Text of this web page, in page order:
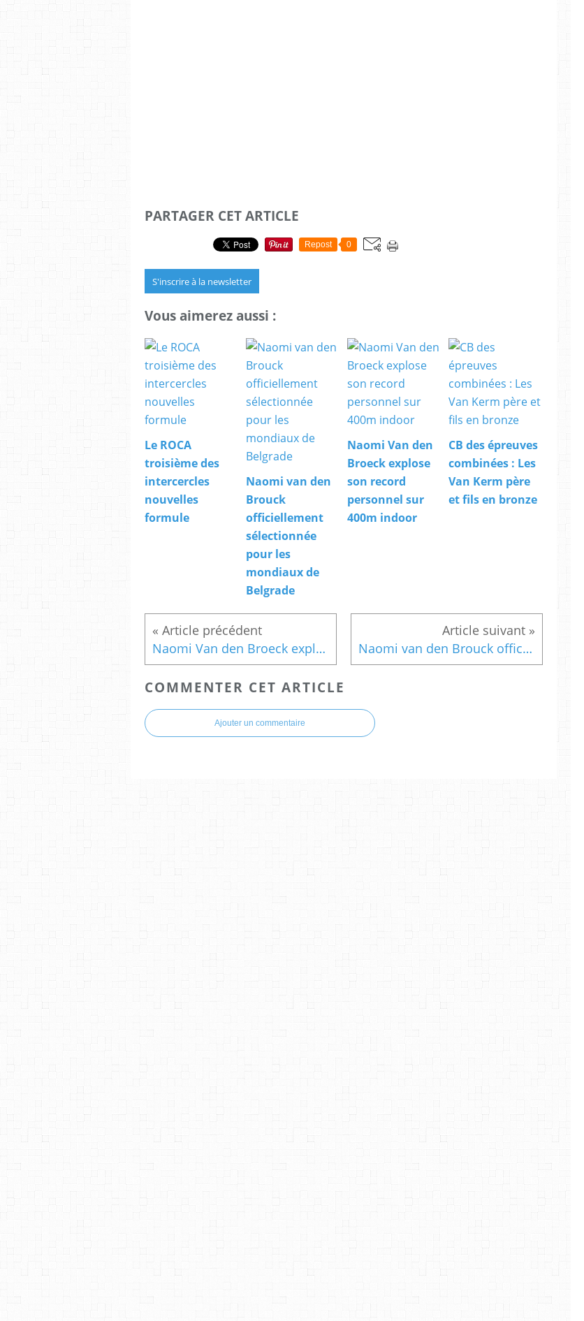
PARTAGER CET ARTICLE
Repost 0
S'inscrire à la newsletter
Vous aimerez aussi :
Le ROCA
troisième des
intercercles
nouvelles
formule
Naomi van den
Brouck
officiellement
sélectionnée
pour les
mondiaux de
Belgrade
Naomi Van den
Broeck explose
son record
personnel sur
400m indoor
CB des épreuves
combinées : Les
Van Kerm père
et fils en bronze
Naomi Van den Broeck explose son record personnel sur 400m indoor Naomi van den Brouck officiellement sélectionnée pour les mondiaux de Belgrade
COMMENTER CET ARTICLE
Ajouter un commentaire